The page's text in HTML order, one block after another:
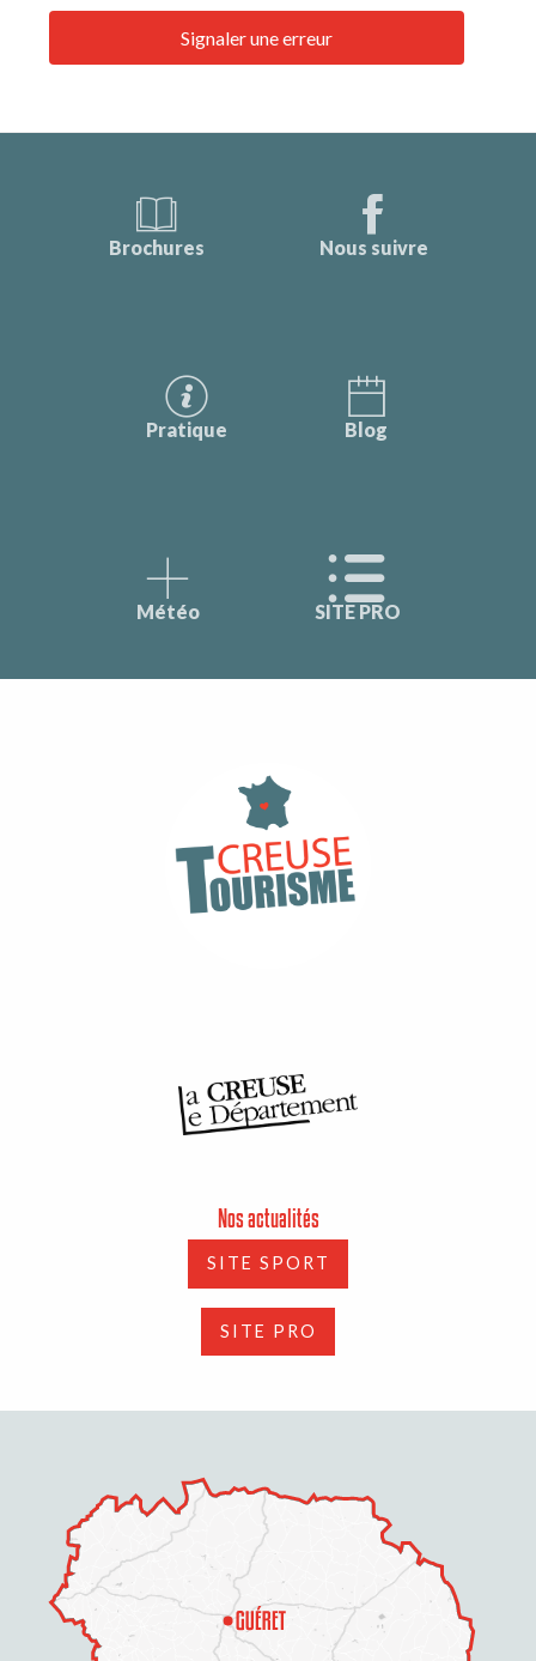
Signaler une erreur
Brochures Nous suivre
Pratique Blog
Météo SITE PRO
Nos actualités
SITE SPORT
SITE PRO